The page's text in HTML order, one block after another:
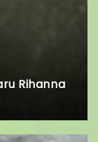
Rihanna